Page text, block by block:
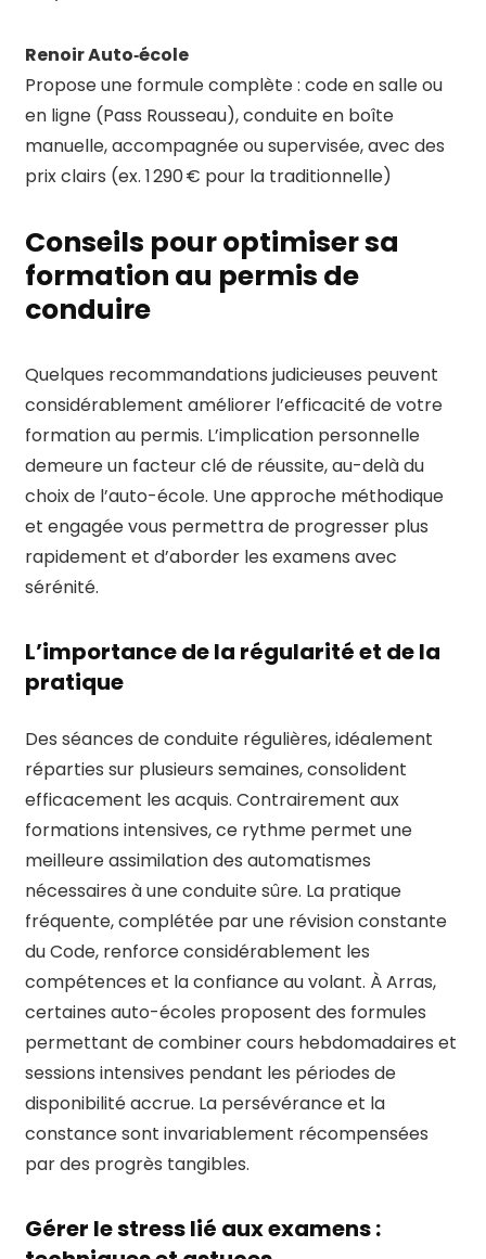
Renoir Auto‑école
Propose une formule complète : code en salle ou
en ligne (Pass Rousseau), conduite en boîte
manuelle, accompagnée ou supervisée, avec des
prix clairs (ex. 1 290 € pour la traditionnelle)
Conseils pour optimiser sa
formation au permis de
conduire
Quelques recommandations judicieuses peuvent
considérablement améliorer l’efficacité de votre
formation au permis. L’implication personnelle
demeure un facteur clé de réussite, au-delà du
choix de l’auto-école. Une approche méthodique
et engagée vous permettra de progresser plus
rapidement et d’aborder les examens avec
sérénité.
L’importance de la régularité et de la
pratique
Des séances de conduite régulières, idéalement
réparties sur plusieurs semaines, consolident
efficacement les acquis. Contrairement aux
formations intensives, ce rythme permet une
meilleure assimilation des automatismes
nécessaires à une conduite sûre. La pratique
fréquente, complétée par une révision constante
du Code, renforce considérablement les
compétences et la confiance au volant. À Arras,
certaines auto-écoles proposent des formules
permettant de combiner cours hebdomadaires et
sessions intensives pendant les périodes de
disponibilité accrue. La persévérance et la
constance sont invariablement récompensées
par des progrès tangibles.
Gérer le stress lié aux examens :